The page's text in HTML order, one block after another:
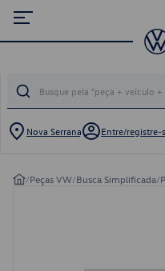
Nova Serrana Entre/registre-
/Peças VW/Busca Simplificada/